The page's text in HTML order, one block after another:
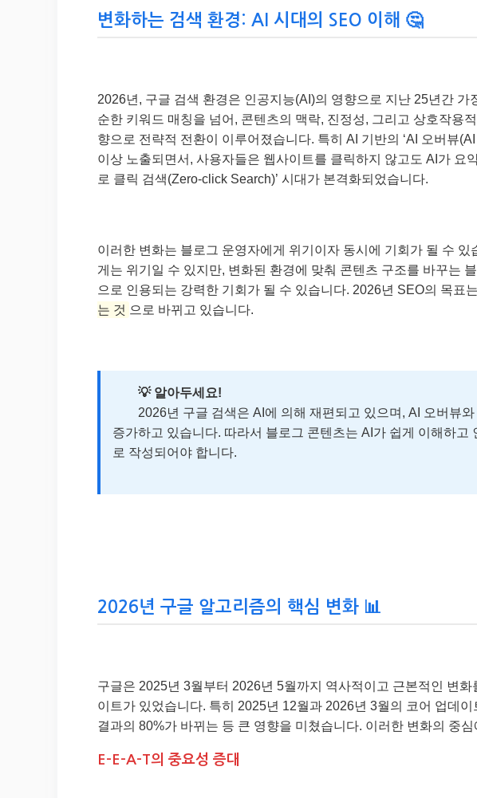
변화하는 검색 환경: AI 시대의 SEO 이해 🤔
2026년, 구글 검색 환경은 인공지능(AI)의 영향으로 지난 25년간
순한 키워드 매칭을 넘어, 콘텐츠의 맥락, 진정성, 그리고 상호작용
향으로 전략적 전환이 이루어졌습니다. 특히 AI 기반의 ‘AI 오버뷰
이상 노출되면서, 사용자들은 웹사이트를 클릭하지 않고도 AI가 요
로 클릭 검색(Zero-click Search)’ 시대가 본격화되었습니다.
이러한 변화는 블로그 운영자에게 위기이자 동시에 기회가 될 수 있
게는 위기일 수 있지만, 변화된 환경에 맞춰 콘텐츠 구조를 바꾸는
으로 인용되는 강력한 기회가 될 수 있습니다. 2026년 SEO의 목표
는 것 으로 바뀌고 있습니다.
💡 알아두세요!
2026년 구글 검색은 AI에 의해 재편되고 있으며, AI 오버뷰와
증가하고 있습니다. 따라서 블로그 콘텐츠는 AI가 쉽게 이해하고
로 작성되어야 합니다.
2026년 구글 알고리즘의 핵심 변화 📊
구글은 2025년 3월부터 2026년 5월까지 역사적이고 근본적인 변화
이트가 있었습니다. 특히 2025년 12월과 2026년 3월의 코어 업데
결과의 80%가 바뀌는 등 큰 영향을 미쳤습니다. 이러한 변화의 중
E-E-A-T의 중요성 증대